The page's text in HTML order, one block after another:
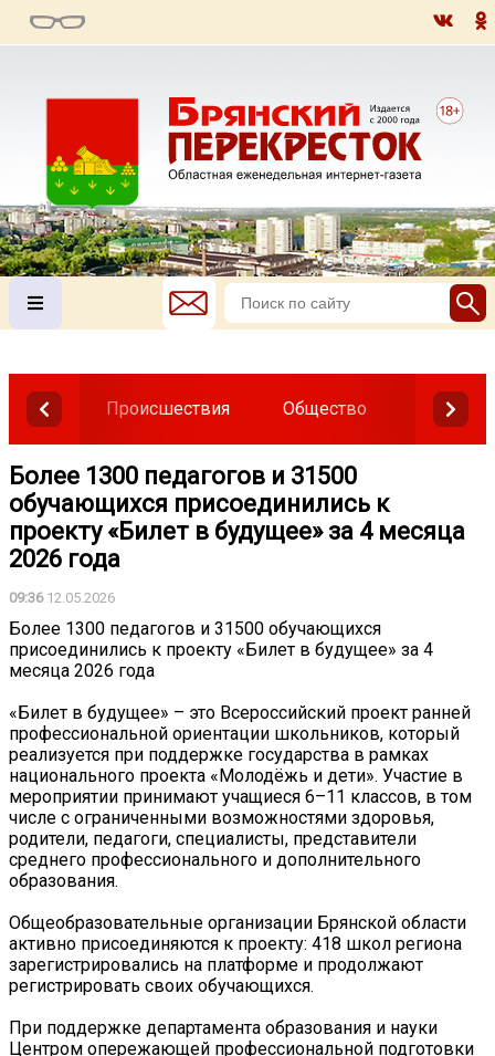
Происшествия Общество Власть
Более 1300 педагогов и 31500
обучающихся присоединились к
проекту «Билет в будущее» за 4 месяца
2026 года
09:3612.05.2026
Более 1300 педагогов и 31500 обучающихся
присоединились к проекту «Билет в будущее» за 4
месяца 2026 года
«Билет в будущее» – это Всероссийский проект ранней
профессиональной ориентации школьников, который
реализуется при поддержке государства в рамках
национального проекта «Молодёжь и дети». Участие в
мероприятии принимают учащиеся 6–11 классов, в том
числе с ограниченными возможностями здоровья,
родители, педагоги, специалисты, представители
среднего профессионального и дополнительного
образования.
Общеобразовательные организации Брянской области
активно присоединяются к проекту: 418 школ региона
зарегистрировались на платформе и продолжают
регистрировать своих обучающихся.
При поддержке департамента образования и науки
Центром опережающей профессиональной подготовки